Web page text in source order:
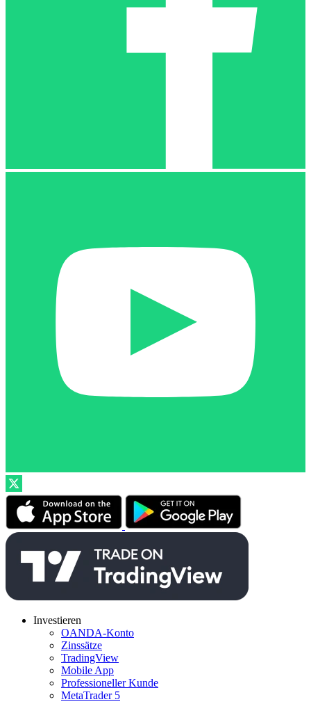
Investieren
OANDA-Konto
Zinssätze
TradingView
Mobile App
Professioneller Kunde
MetaTrader 5